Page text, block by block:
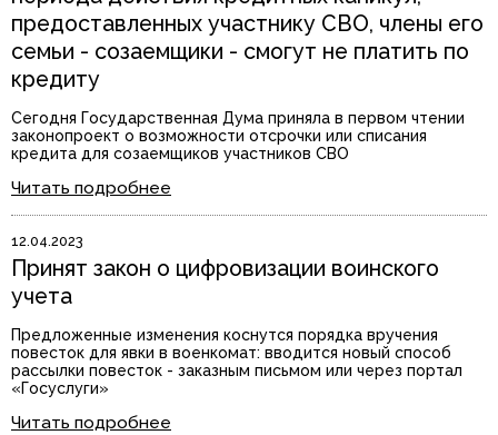
предоставленных участнику СВО, члены его
семьи - созаемщики - смогут не платить по
кредиту
Сегодня Государственная Дума приняла в первом чтении
законопроект о возможности отсрочки или списания
кредита для созаемщиков участников СВО
Читать подробнее
12.04.2023
Принят закон о цифровизации воинского
учета
Предложенные изменения коснутся порядка вручения
повесток для явки в военкомат: вводится новый способ
рассылки повесток - заказным письмом или через портал
«Госуслуги»
Читать подробнее